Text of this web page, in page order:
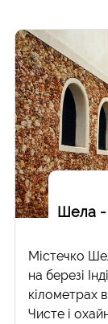
Шела -
Містечко
на березі
кілометрах
Чисте і